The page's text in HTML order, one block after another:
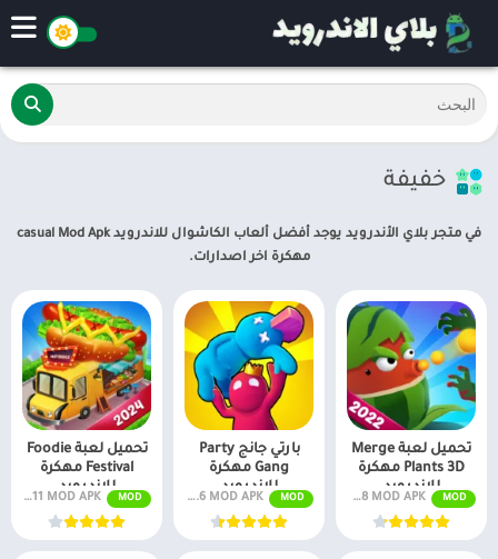
خفيفة
في متجر بلاي الأندرويد يوجد أفضل ألعاب الكاشوال للاندرويد casual Mod Apk
مهكرة اخر اصدارات.
تحميل لعبة Merge
Plants 3D مهكرة
للاندرويد
MOD v1.0.18 MOD APK (أموال غير محدودة، بدون إعلانات)
بارتي جانج Party
Gang مهكرة
للاندرويد
MOD v1.2.6 MOD APK (فتح جميع الأشكال)
تحميل لعبة Foodie
Festival مهكرة
للاندرويد
MOD v1.0.11 MOD APK (عملة غير محدودة، طاقة)